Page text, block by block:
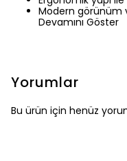
Modern görünüm
Devamını Göster
Yorumlar
Bu ürün için henüz